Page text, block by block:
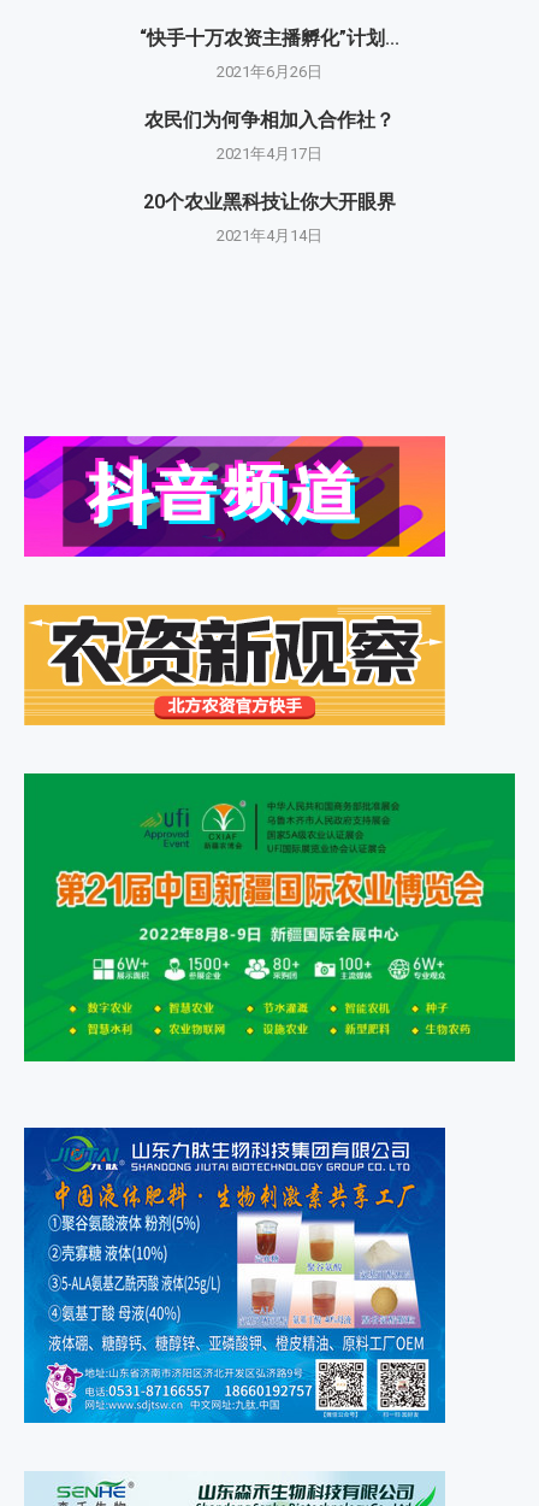
“快手十万农资主播孵化”计划...
2021年6月26日
农民们为何争相加入合作社？
2021年4月17日
20个农业黑科技让你大开眼界
2021年4月14日